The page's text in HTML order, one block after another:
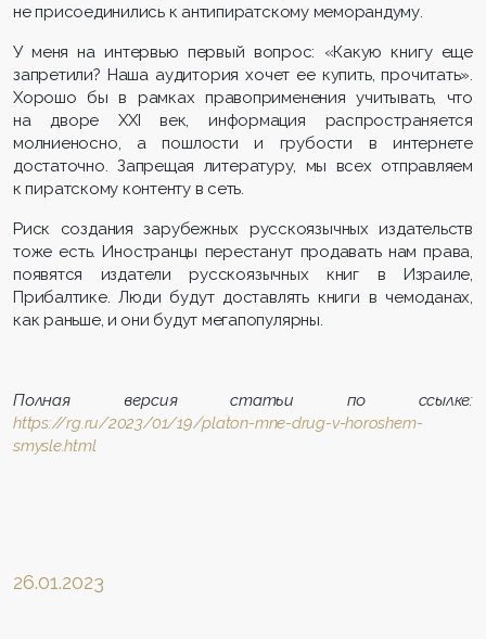
не присоединились к антипиратскому меморандуму.
У меня на интервью первый вопрос: «Какую книгу еще
запретили? Наша аудитория хочет ее купить, прочитать».
Хорошо бы в рамках правоприменения учитывать, что
на дворе XXI век, информация распространяется
молниеносно, а пошлости и грубости в интернете
достаточно. Запрещая литературу, мы всех отправляем
к пиратскому контенту в сеть.
Риск создания зарубежных русскоязычных издательств
тоже есть. Иностранцы перестанут продавать нам права,
появятся издатели русскоязычных книг в Израиле,
Прибалтике. Люди будут доставлять книги в чемоданах,
как раньше, и они будут мегапопулярны.
Полная версия статьи по ссылке:
https://rg.ru/2023/01/19/platon-mne-drug-v-horoshem-
smysle.html
26.01.2023